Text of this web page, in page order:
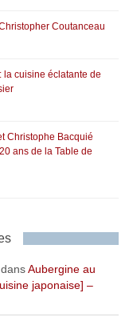
Coutanceau
la cuisine éclatante de
Christophe Bacquié
ans de la Table de
Aubergine au
japonaise] –